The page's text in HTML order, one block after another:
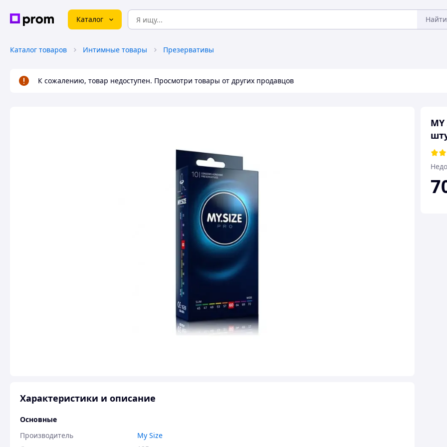
Каталог Найти
Каталог товаров Интимные товары Презервативы
К сожалению, товар недоступен. Просмотри товары от других продавцов
Характеристики и описание
Основные
Производитель
My Size